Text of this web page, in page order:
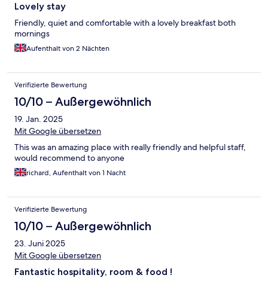
Lovely stay
Friendly, quiet and comfortable with a lovely breakfast both
mornings
Aufenthalt von 2 Nächten
Verifizierte Bewertung
10/10 – Außergewöhnlich
19. Jan. 2025
Mit Google übersetzen
This was an amazing place with really friendly and helpful staff,
would recommend to anyone
richard, Aufenthalt von 1 Nacht
Verifizierte Bewertung
10/10 – Außergewöhnlich
23. Juni 2025
Mit Google übersetzen
Fantastic hospitality, room & food !